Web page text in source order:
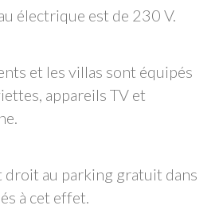
électrique est de 230 V.
et les villas sont équipés
appareils TV et
droit au parking gratuit dans
à cet effet.